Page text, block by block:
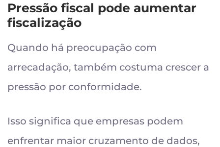
Pressão fiscal pode aumentar
fiscalização
Quando há preocupação com
arrecadação, também costuma crescer a
pressão por conformidade.
Isso significa que empresas podem
enfrentar maior cruzamento de dados,